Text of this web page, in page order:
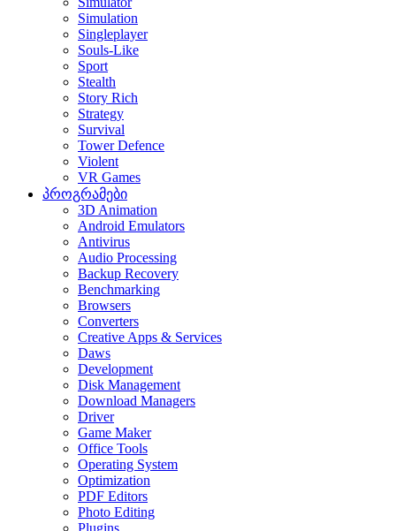
Simulation
Singleplayer
Souls-Like
Sport
Stealth
Story Rich
Strategy
Survival
Tower Defence
Violent
VR Games
პროგრამები
3D Animation
Android Emulators
Antivirus
Audio Processing
Backup Recovery
Benchmarking
Browsers
Converters
Creative Apps & Services
Daws
Development
Disk Management
Download Managers
Driver
Game Maker
Office Tools
Operating System
Optimization
PDF Editors
Photo Editing
Plugins